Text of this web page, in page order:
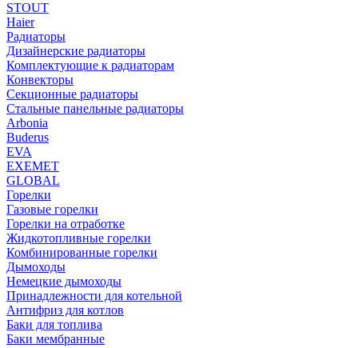
STOUT
Haier
Радиаторы
Дизайнерские радиаторы
Комплектующие к радиаторам
Конвекторы
Секционные радиаторы
Стальные панельные радиаторы
Arbonia
Buderus
EVA
EXEMET
GLOBAL
Горелки
Газовые горелки
Горелки на отработке
Жидкотопливные горелки
Комбинированные горелки
Дымоходы
Немецкие дымоходы
Принадлежности для котельной
Антифриз для котлов
Баки для топлива
Баки мембранные